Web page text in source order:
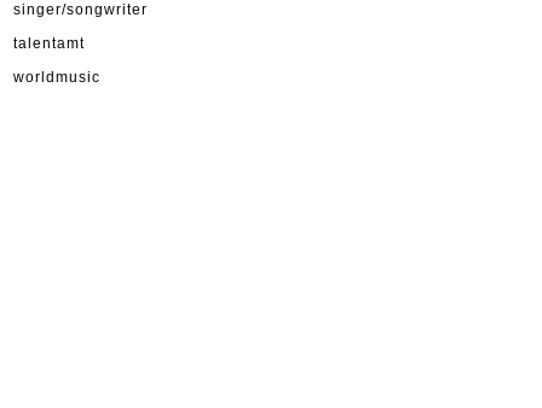
singer/songwriter
talentamt
worldmusic